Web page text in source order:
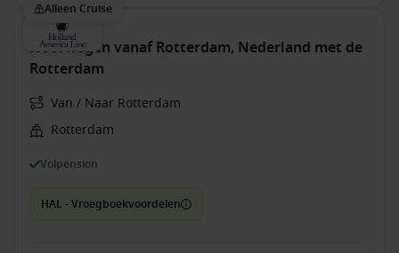
Alleen Cruise
Noorwegen vanaf Rotterdam, Nederland met de
Rotterdam
Van / Naar Rotterdam
Rotterdam
Volpension
HAL - Vroegboekvoordelen